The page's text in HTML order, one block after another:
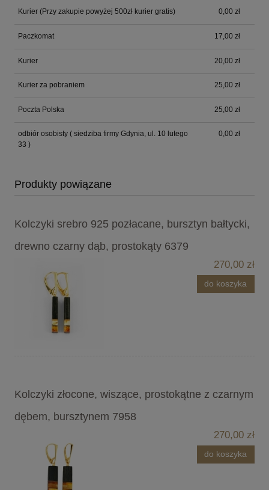
Kurier (Przy zakupie powyżej 500zł kurier gratis) 0,00 zł
Paczkomat 17,00 zł
Kurier 20,00 zł
Kurier za pobraniem 25,00 zł
Poczta Polska 25,00 zł
odbiór osobisty ( siedziba firmy Gdynia, ul. 10 lutego
33 )
0,00 zł
Produkty powiązane
Kolczyki srebro 925 pozłacane, bursztyn bałtycki,
drewno czarny dąb, prostokąty 6379
270,00 zł
do koszyka
Kolczyki złocone, wiszące, prostokątne z czarnym
dębem, bursztynem 7958
270,00 zł
do koszyka